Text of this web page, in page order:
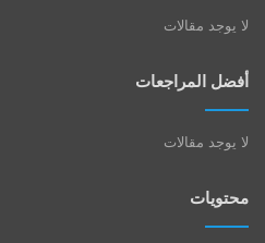
لا يوجد مقالات
أفضل المراجعات
لا يوجد مقالات
محتويات